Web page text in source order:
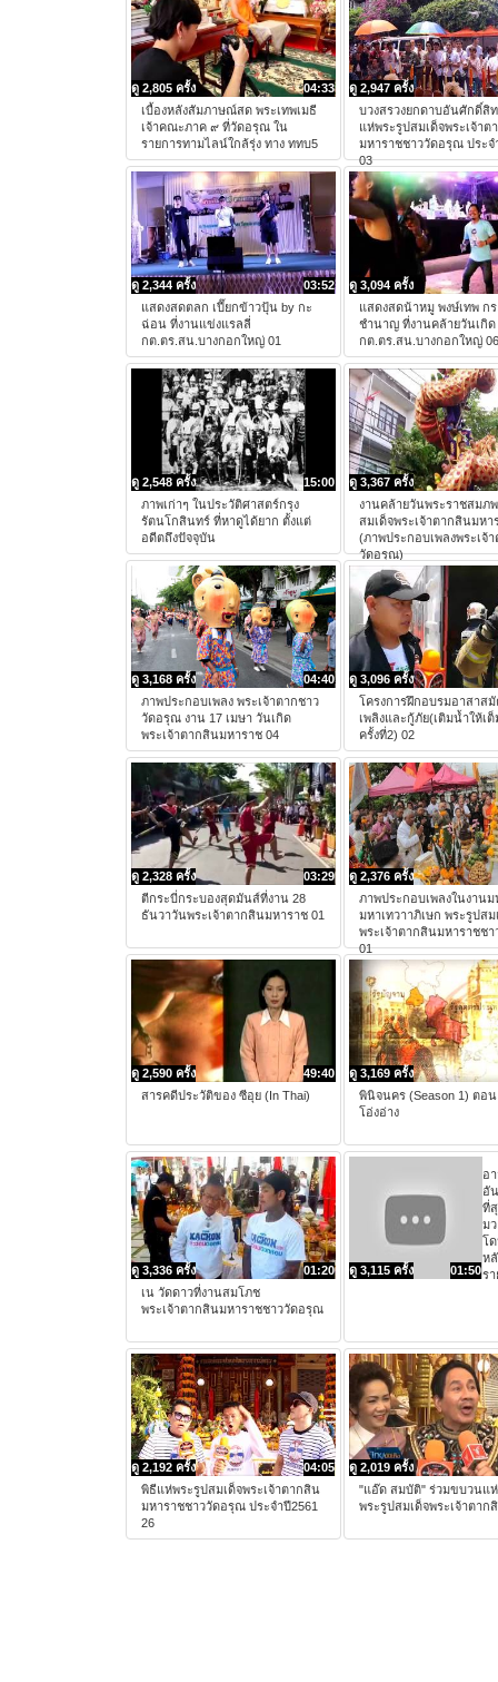
04:33
ดู 2,805 ครั้ง
เบื้องหลังสัมภาษณ์สด พระเทพเมธี
เจ้าคณะภาค ๙ ที่วัดอรุณ ใน
รายการทามไลน์ใกล้รุ่ง ทาง ททบ5
ดู 2,947 ครั้ง
บวงสรวงยกดาบอันศักดิ์สิ
แห่พระรูปสมเด็จพระเจ้าต
มหาราชชาววัดอรุณ ประจ
03
03:52
ดู 2,344 ครั้ง
แสดงสดตลก เปี๊ยกข้าวปุ้น by กะ
ฉ่อน ที่งานแข่งแรลลี่
กต.ตร.สน.บางกอกใหญ่ 01
ดู 3,094 ครั้ง
แสดงสดน้าหมู พงษ์เทพ ก
ชำนาญ ที่งานคล้ายวันเกิ
กต.ตร.สน.บางกอกใหญ่ 06
15:00
ดู 2,548 ครั้ง
ภาพเก่าๆ ในประวัติศาสตร์กรุง
รัตนโกสินทร์ ที่หาดูได้ยาก ตั้งแต่
อดีตถึงปัจจุบัน
ดู 3,367 ครั้ง
งานคล้ายวันพระราชสมภ
สมเด็จพระเจ้าตากสินมหา
(ภาพประกอบเพลงพระเจ้
วัดอรุณ)
04:40
ดู 3,168 ครั้ง
ภาพประกอบเพลง พระเจ้าตากชาว
วัดอรุณ งาน 17 เมษา วันเกิด
พระเจ้าตากสินมหาราช 04
ดู 3,096 ครั้ง
โครงการฝึกอบรมอาสาส
เพลิงและกู้ภัย(เติมน้ำให้เ
ครั้งที่2) 02
03:29
ดู 2,328 ครั้ง
ตีกระบี่กระบองสุดมันส์ที่งาน 28
ธันวาวันพระเจ้าตากสินมหาราช 01
ดู 2,376 ครั้ง
ภาพประกอบเพลงในงาน
มหาเทวาาภิเษก พระรูปสม
พระเจ้าตากสินมหาราชช
01
49:40
ดู 2,590 ครั้ง
สารคดีประวัติของ ซีอุย (In Thai)
ดู 3,169 ครั้ง
พินิจนคร (Season 1) ตอ
โอ่งอ่าง
01:20
ดู 3,336 ครั้ง
เน วัดดาวที่งานสมโภช
พระเจ้าตากสินมหาราชชาววัดอรุณ
01:50
ดู 3,115 ครั้ง
อ
อั
ที่
ม
โ
ห
รา
04:05
ดู 2,192 ครั้ง
พิธีแห่พระรูปสมเด็จพระเจ้าตากสิน
มหาราชชาววัดอรุณ ประจำปี2561
26
ดู 2,019 ครั้ง
"แอ๊ด สมบัติ" ร่วมขบวนแ
พระรูปสมเด็จพระเจ้าตาก